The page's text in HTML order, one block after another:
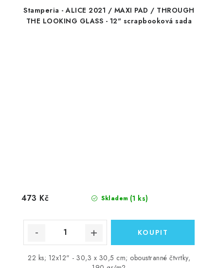
Stamperia - ALICE 2021 / MAXI PAD / THROUGH
THE LOOKING GLASS - 12" scrapbooková sada
Skladem (1 ks)
473 Kč
22 ks; 12x12" - 30,3 x 30,5 cm; oboustranné čtvrtky,